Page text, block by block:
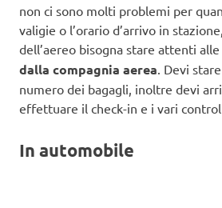
non ci sono molti problemi per
valigie o l’orario d’arrivo in
dell’aereo bisogna stare attenti alle
dalla compagnia aerea . Devi
numero dei bagagli, inoltre devi
effettuare il check-in e i vari
In automobile